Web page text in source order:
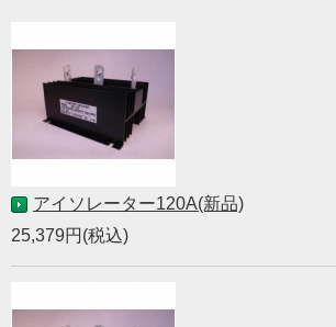
アイソレーター120A(新品)
25,379円(税込)